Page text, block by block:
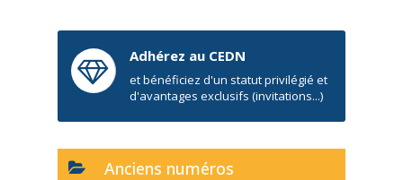
Adhérez au CEDN
et bénéficiez d'un statut privilégié et
d'avantages exclusifs (invitations...)
Anciens numéros